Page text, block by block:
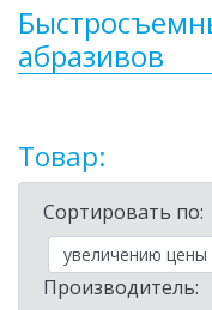
абразивов
Товар:
Сортировать по:
Производитель: